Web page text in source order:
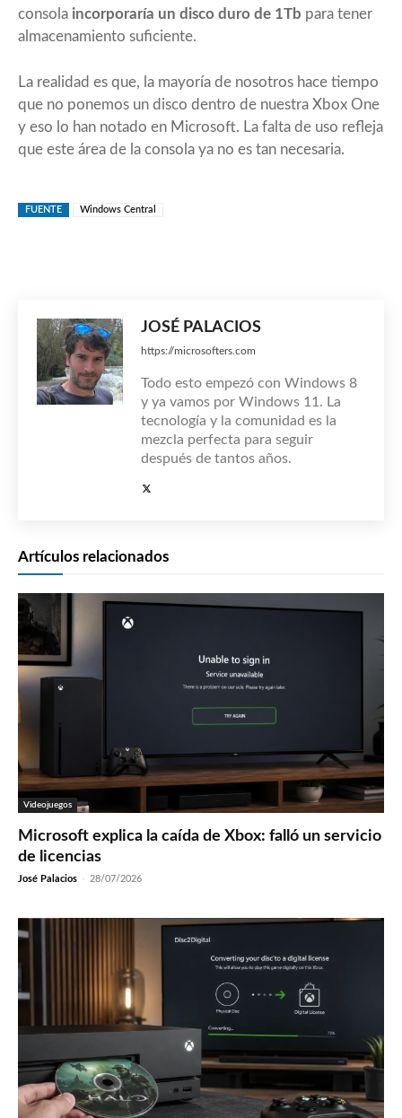
consola incorporaría un disco duro de 1Tb para tener
almacenamiento suficiente.
La realidad es que, la mayoría de nosotros hace tiempo
que no ponemos un disco dentro de nuestra Xbox One
y eso lo han notado en Microsoft. La falta de uso refleja
que este área de la consola ya no es tan necesaria.
FUENTE Windows Central
JOSÉ PALACIOS
https://microsofters.com
Todo esto empezó con Windows 8
y ya vamos por Windows 11. La
tecnología y la comunidad es la
mezcla perfecta para seguir
después de tantos años.
Artículos relacionados
Videojuegos
Microsoft explica la caída de Xbox: falló un servicio
de licencias
José Palacios - 28/07/2026